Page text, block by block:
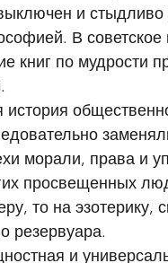
и стыдливо
В
книг по мудрости
морали, права и
просвещенных
то на
резервуара.
и